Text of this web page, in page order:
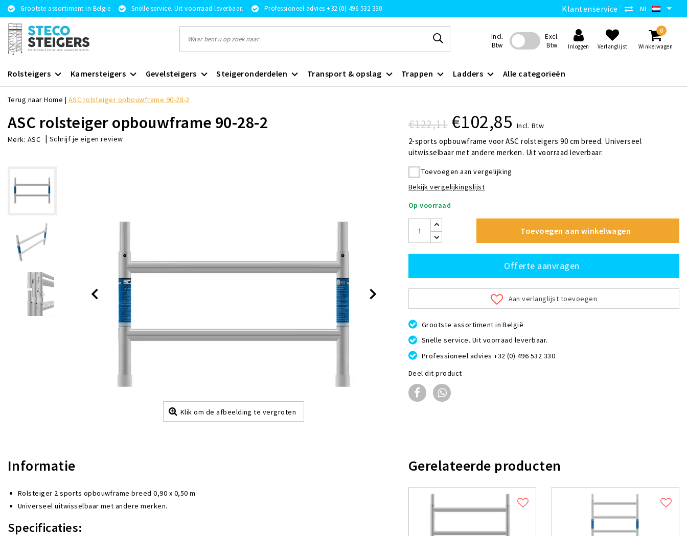
Grootste assortiment in België Snelle service. Uit voorraad leverbaar. Professioneel advies +32 (0) 496 532 330 Klantenservice NL
Incl.
Btw
Excl.
Btw
Inloggen Verlanglijst
0
Winkelwagen
Rolsteigers Kamersteigers Gevelsteigers Steigeronderdelen Transport & opslag Trappen Ladders Alle categorieën
Terug naar Home | ASC rolsteiger opbouwframe 90-28-2
ASC rolsteiger opbouwframe 90-28-2
Merk: ASC | Schrijf je eigen review
Klik om de afbeelding te vergroten
€122,11 €102,85 Incl. Btw
2-sports opbouwframe voor ASC rolsteigers 90 cm breed. Universeel
uitwisselbaar met andere merken. Uit voorraad leverbaar.
Toevoegen aan vergelijking
Bekijk vergelijkingslijst
Op voorraad
Toevoegen aan winkelwagen
Offerte aanvragen
Aan verlanglijst toevoegen
Grootste assortiment in België
Snelle service. Uit voorraad leverbaar.
Professioneel advies +32 (0) 496 532 330
Deel dit product
Informatie
Rolsteiger 2 sports opbouwframe breed 0,90 x 0,50 m
Universeel uitwisselbaar met andere merken.
Specificaties:
Gerelateerde producten